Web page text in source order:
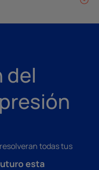
del
todas tus
esta